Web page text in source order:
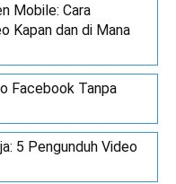
Mobile: Cara
Kapan dan di Mana
Facebook Tanpa
5 Pengunduh Video